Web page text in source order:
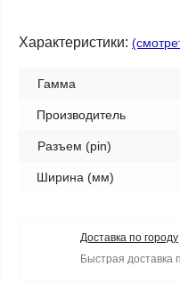
Характеристики:
Гамма
Производитель
Разъем (pin)
Ширина (мм)
Доставка по городу
Быстрая доставка